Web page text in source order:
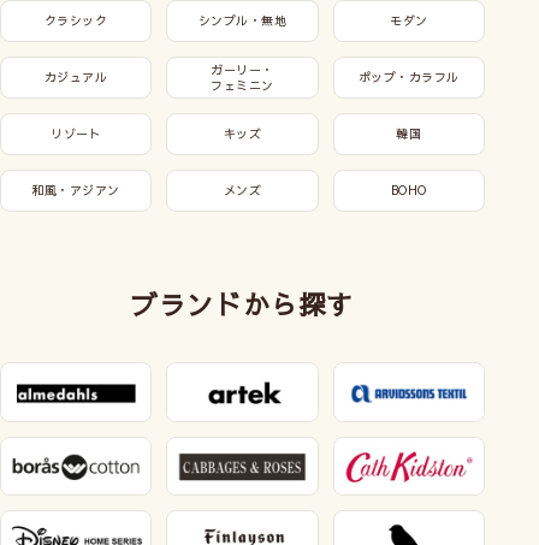
クラシック シンプル・無地 モダン
カジュアル
ガーリー・
フェミニン
ポップ・カラフル
リゾート キッズ 韓国
和風・アジアン メンズ BOHO
ブランドから探す